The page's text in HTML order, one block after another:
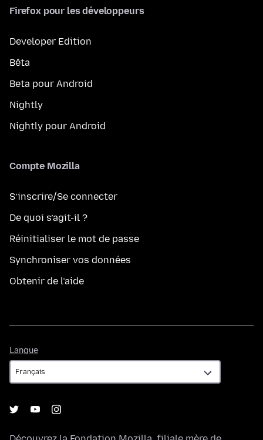
Firefox pour les développeurs
Developer Edition
Bêta
Beta pour Android
Nightly
Nightly pour Android
Compte Mozilla
S’inscrire/Se connecter
De quoi s’agit-il ?
Réinitialiser le mot de passe
Synchroniser vos données
Obtenir de l’aide
Langue